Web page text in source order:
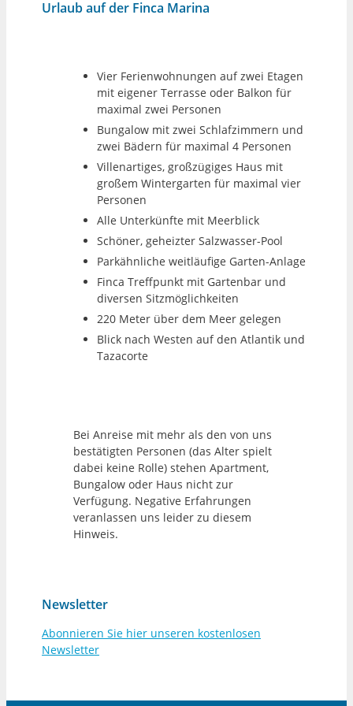
Urlaub auf der Finca Marina
Vier Ferienwohnungen auf zwei Etagen
mit eigener Terrasse oder Balkon für
maximal zwei Personen
Bungalow mit zwei Schlafzimmern und
zwei Bädern für maximal 4 Personen
Villenartiges, großzügiges Haus mit
großem Wintergarten für maximal vier
Personen
Alle Unterkünfte mit Meerblick
Schöner, geheizter Salzwasser-Pool
Parkähnliche weitläufige Garten-Anlage
Finca Treffpunkt mit Gartenbar und
diversen Sitzmöglichkeiten
220 Meter über dem Meer gelegen
Blick nach Westen auf den Atlantik und
Tazacorte
Bei Anreise mit mehr als den von uns
bestätigten Personen (das Alter spielt
dabei keine Rolle) stehen Apartment,
Bungalow oder Haus nicht zur
Verfügung. Negative Erfahrungen
veranlassen uns leider zu diesem
Hinweis.
Newsletter
Abonnieren Sie hier unseren kostenlosen
Newsletter